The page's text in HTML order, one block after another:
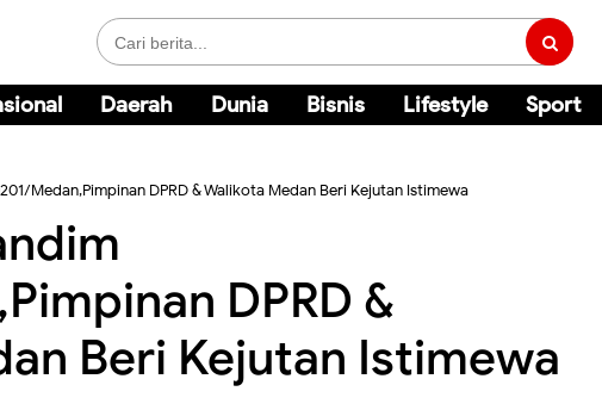
Daerah Dunia Bisnis Lifestyle Sport
Medan,Pimpinan DPRD & Walikota Medan Beri Kejutan Istimewa
DPRD &
Beri Kejutan Istimewa